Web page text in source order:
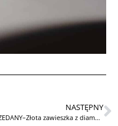
NASTĘPNY
SPRZEDANY–Złota zawieszka z diamentem 0,6ct